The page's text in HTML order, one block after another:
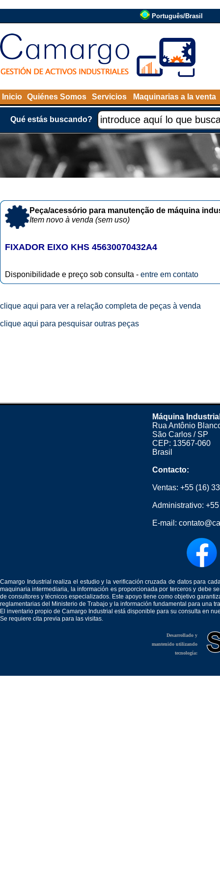
Português/Brasil
Inicio Quiénes Somos Servicios Maquinarias a la venta
Qué estás buscando?
Peça/acessório para manutenção de máquina
Item novo à venda (sem uso)
FIXADOR EIXO KHS 45630070432A4
Disponibilidade e preço sob consulta - entre em contato
clique aqui para ver a relação completa de peças à venda
clique aqui para pesquisar outras peças
Máquina
Rua Antônio
São Carlos / SP
CEP: 13567-060
Brasil
Contacto:
Ventas: +55 (16)
Administrativo:
E-mail:
Camargo Industrial realiza el estudio y la verificación cruzada de datos para
maquinaria intermediaria, la información es proporcionada por terceros y debe
de consultores y técnicos especializados. Este apoyo tiene como objetivo
reglamentarias del Ministerio de Trabajo y la información fundamental para una
El inventario propio de Camargo Industrial está disponible para su consulta en
Se requiere cita previa para las visitas.
Desarrollado y
mantenido utilizando
tecnología: